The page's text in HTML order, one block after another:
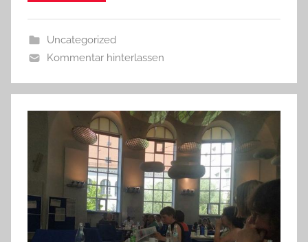
Uncategorized
Kommentar hinterlassen